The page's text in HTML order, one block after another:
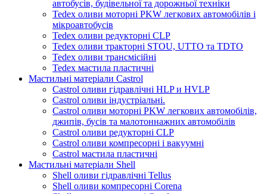
автобусів, будівельної та дорожньої техніки
Tedex оливи моторні PKW легкових автомобілів і
мікроавтобусів
Tedex оливи редукторні CLP
Tedex оливи тракторні STOU, UTTO та TDTO
Tedex оливи трансмісійні
Tedex мастила пластичні
Мастильні матеріали Castrol
Castrol оливи гідравлічні HLP и HVLP
Castrol оливи індустріальні.
Castrol оливи моторні PKW легкових автомобілів,
джипів, бусів та малотоннажних автомобілів
Castrol оливи редукторні CLP
Castrol оливи компресорні і вакуумні
Castrol мастила пластичні
Мастильні матеріали Shell
Shell оливи гідравлічні Tellus
Shell оливи компресорні Corena